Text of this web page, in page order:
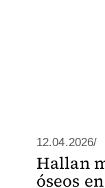
12.04.2026/
Hallan
óseos